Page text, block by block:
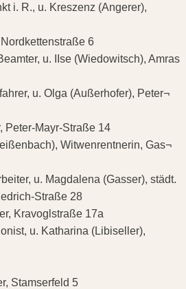
i. R., u. Kreszenz (Angerer),
6
u. IIse (Wiedowitsch), Amras
u. Olga (Außerhofer), Peter¬
Mayr-Straße 14
Witwenrentnerin, Gas¬
u. Magdalena (Gasser), städt.
Straße 28
Kravoglstraße 17a
u. Katharina (Libiseller),
Stamserfeld 5